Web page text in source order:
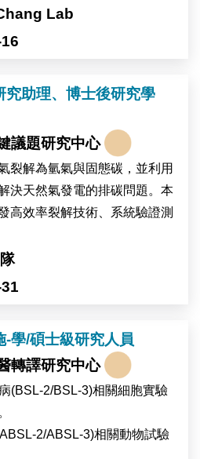
on symbiont community
important traits in
響
的生態基因體學研究
功能變異
flexibly assigned; not all are
rhizobia strains and
and molecular experiments
library preparation,
analyses to understand
assemble and adapt
on symbiont community
symbionts across co-occuring
ecologically important traits in
research projects
writing and
and assist in training
tasks and other assigned
Lab
究助理、博士後研究學
議題研究中心
裂解為氫氣與固態碳，並利用
決天然氣發電的排碳問題。本
高效率裂解技術、系統驗證測
學/碩士級研究人員
轉譯研究中心
(BSL-2/BSL-3)相關細胞實驗
2/ABSL-3)相關動物試驗